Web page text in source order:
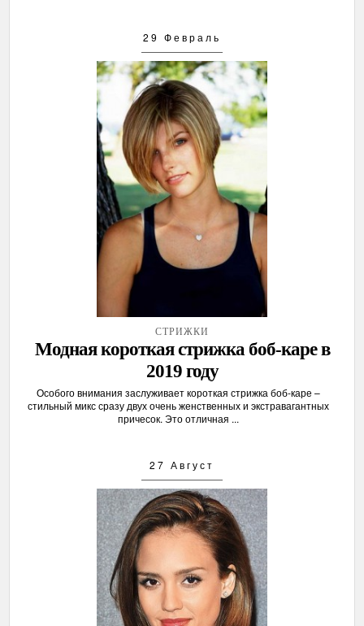
29 Февраль
СТРИЖКИ
Модная короткая стрижка боб-каре в
2019 году
Особого внимания заслуживает короткая стрижка боб-каре –
стильный микс сразу двух очень женственных и экстравагантных
причесок. Это отличная ...
27 Август